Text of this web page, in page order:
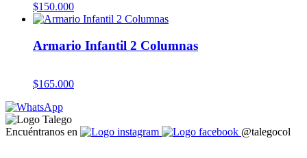
$150.000
Armario Infantil 2 Columnas
$165.000
Encuéntranos en @talegocol